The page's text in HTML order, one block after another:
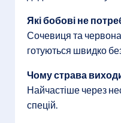
Які бобові не
Сочевиця та
готуються швидко
Чому страва
Найчастіше через
спецій.